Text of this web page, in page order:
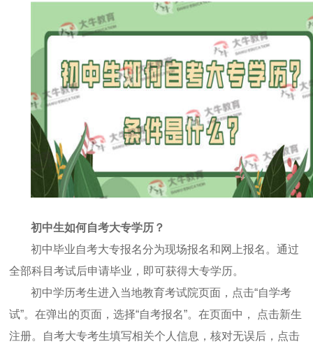
初中生如何自考大专学历？
初中毕业自考大专报名分为现场报名和网上报名。通过
全部科目考试后申请毕业，即可获得大专学历。
初中学历考生进入当地教育考试院页面，点击“自学考
试”。在弹出的页面，选择“自考报名”。在页面中， 点击新生
注册。自考大专考生填写相关个人信息，核对无误后，点击